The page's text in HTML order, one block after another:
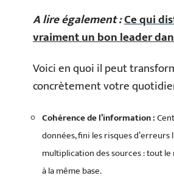
A lire également :Ce qui
vraiment un bon leader
Voici en quoi il peut
concrètement votre
Cohérence de l’information :
données, fini les risques d’erreurs
multiplication des sources : tout
à la même base.